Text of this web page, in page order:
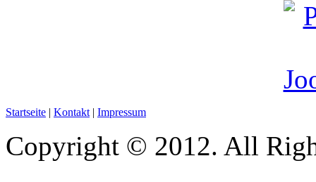
Startseite | Kontakt | Impressum
Copyright © 2012. All